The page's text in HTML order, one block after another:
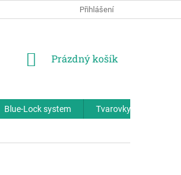
Přihlášení
NÁKUPNÍ
Prázdný košík
Blue-Lock system Tvarovky plastové -